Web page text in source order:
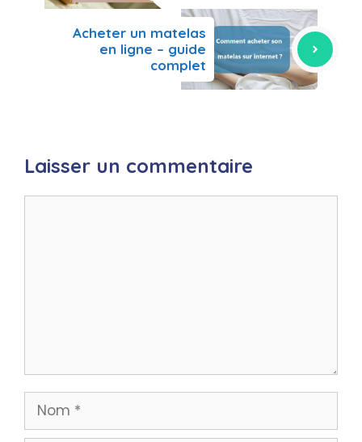
Acheter un matelas
en ligne – guide
complet
Laisser un commentaire
Nom